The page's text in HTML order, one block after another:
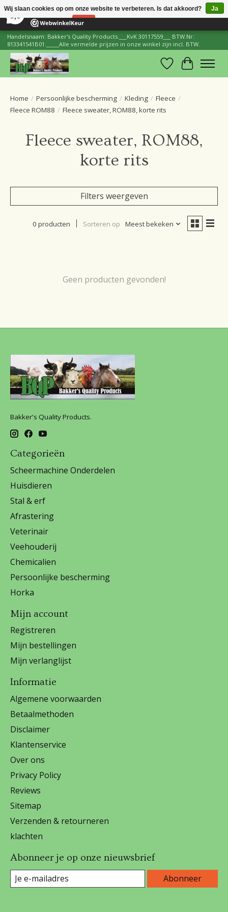
206 Reviews ×
Handelsnaam: Bakker's Quality Products.___KvK 30117559___ BTW.Nr:
813341541B01._____Alle vermelde prijzen in onze winkel zijn incl. BTW.
Verlanglijst
Home / Persoonlijke bescherming / Kleding / Fleece /
Fleece ROM88 / Fleece sweater, ROM88, korte rits
Fleece sweater, ROM88,
korte rits
Filters weergeven
0 producten Sorteren op Meest bekeken
Geen producten gevonden!
Bakker's Quality Products.
Categorieën
Scheermachine Onderdelen
Huisdieren
Stal & erf
Afrastering
Veterinair
Veehouderij
Chemicalien
Persoonlijke bescherming
Horka
Mijn account
Registreren
Mijn bestellingen
Mijn verlanglijst
Informatie
Algemene voorwaarden
Betaalmethoden
Disclaimer
Klantenservice
Over ons
Privacy Policy
Reviews
Sitemap
Verzenden & retourneren
klachten
Abonneer je op onze nieuwsbrief
Abonneer
Wij slaan cookies op om onze website te verbeteren. Is dat akkoord?
Ja
Nee